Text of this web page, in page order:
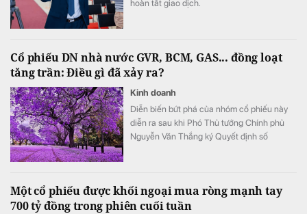
hoàn tất giao dịch.
Cổ phiếu DN nhà nước GVR, BCM, GAS... đồng loạt
tăng trần: Điều gì đã xảy ra?
Kinh doanh
Diễn biến bứt phá của nhóm cổ phiếu này
diễn ra sau khi Phó Thủ tướng Chính phủ
Nguyễn Văn Thắng ký Quyết định số
nhà nước tại doanh nghiệp nhà nước, doanh
nghiệp có vốn nhà nước.
Một cổ phiếu được khối ngoại mua ròng mạnh tay
700 tỷ đồng trong phiên cuối tuần